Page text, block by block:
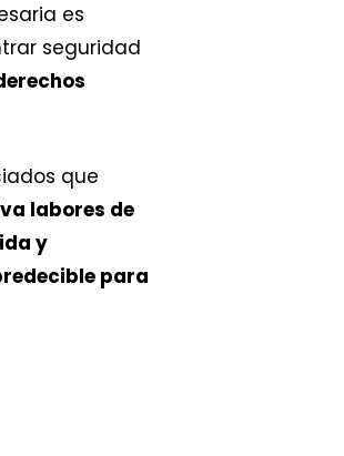
es
seguridad
que
labores de
y
para